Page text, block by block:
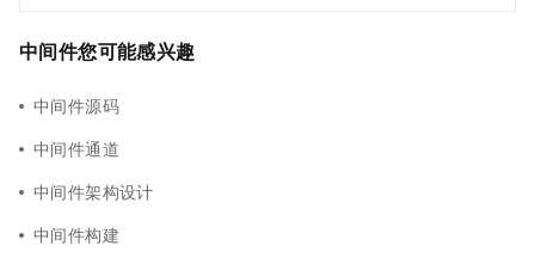
中间件您可能感兴趣
中间件源码
中间件通道
中间件架构设计
中间件构建